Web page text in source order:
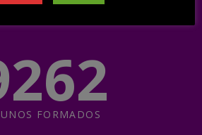
FORMADOS